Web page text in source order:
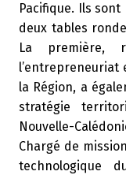
Pacifique. Ils
deux tables
La première,
l’entrepreneuriat
la Région, a
stratégie
Nouvelle-
Chargé de
technologique